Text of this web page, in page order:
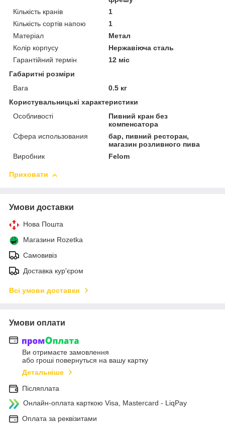
Кількість кранів
1
Кількість сортів напою
1
Матеріал
Метал
Колір корпусу
Нержавіюча сталь
Гарантійний термін
12 міс
Габаритні розміри
Вага
0.5 кг
Користувальницькі характеристики
Особливості
Пивний кран без
компенсатора
Сфера использования
бар, пивний ресторан,
магазин розливного пива
Виробник
Felom
Приховати
Умови доставки
Нова Пошта
Магазини Rozetka
Самовивіз
Доставка кур'єром
Всі умови доставки
Умови оплати
Ви отримаєте замовлення
або гроші повернуться на вашу картку
Детальніше
Післяплата
Онлайн-оплата карткою Visa, Mastercard - LiqPay
Оплата за реквізитами